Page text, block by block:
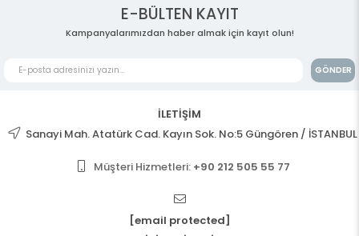
E-BÜLTEN KAYIT
Kampanyalarımızdan haber almak için kayıt olun!
GÖNDER
İLETİŞİM
Sanayi Mah. Atatürk Cad. Kayın Sok. No:5 Güngören / İSTANBUL
Müşteri Hizmetleri: +90 212 505 55 77
[email protected]